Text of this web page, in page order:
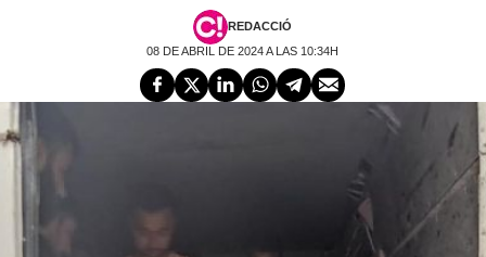
REDACCIÓ
08 DE ABRIL DE 2024 A LAS 10:34H